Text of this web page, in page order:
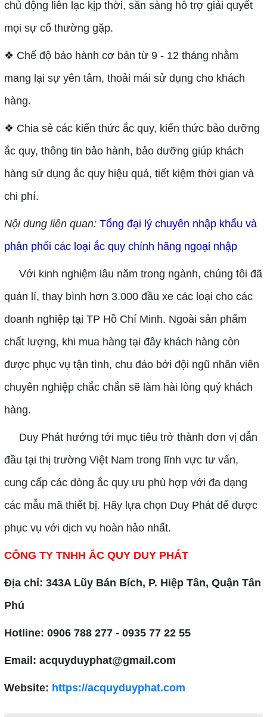
chủ động liên lạc kịp thời, sẵn sàng hỗ trợ giải quyết
mọi sự cố thường gặp.
❖ Chế độ bảo hành cơ bản từ 9 - 12 tháng nhằm
mang lại sự yên tâm, thoải mái sử dụng cho khách
hàng.
❖ Chia sẻ các kiến thức ắc quy, kiến thức bảo dưỡng
ắc quy, thông tin bảo hành, bảo dưỡng giúp khách
hàng sử dụng ắc quy hiệu quả, tiết kiệm thời gian và
chi phí.
Nội dung liên quan: Tổng đại lý chuyên nhập khẩu và
phân phối các loại ắc quy chính hãng ngoại nhập
Với kinh nghiệm lâu năm trong ngành, chúng tôi đã
quản lí, thay bình hơn 3.000 đầu xe các loại cho các
doanh nghiệp tại TP Hồ Chí Minh. Ngoài sản phẩm
chất lượng, khi mua hàng tại đây khách hàng còn
được phục vụ tận tình, chu đáo bởi đội ngũ nhân viên
chuyên nghiệp chắc chắn sẽ làm hài lòng quý khách
hàng.
Duy Phát hướng tới mục tiêu trở thành đơn vị dẫn
đầu tại thị trường Việt Nam trong lĩnh vực tư vấn,
cung cấp các dòng ắc quy ưu phù hợp với đa dạng
các mẫu mã thiết bị. Hãy lựa chọn Duy Phát để được
phục vụ với dịch vụ hoàn hảo nhất.
CÔNG TY TNHH ẮC QUY DUY PHÁT
Địa chỉ: 343A Lũy Bán Bích, P. Hiệp Tân, Quận Tân
Phú
Hotline: 0906 788 277 - 0935 77 22 55
Email: acquyduyphat@gmail.com
Website: https://acquyduyphat.com